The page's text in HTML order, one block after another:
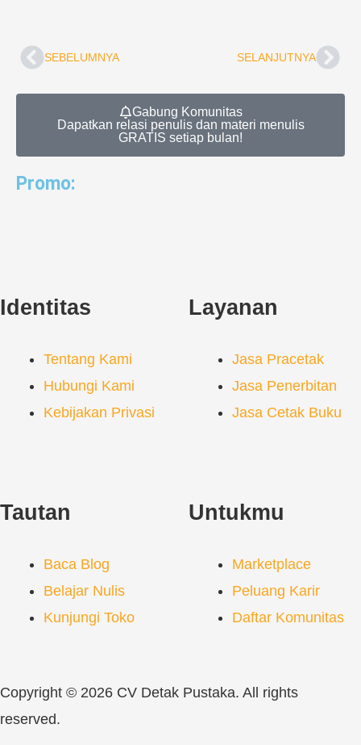
PrevSEBELUMNYA SELANJUTNYA
Gabung Komunitas
Dapatkan relasi penulis dan materi menulis
GRATIS setiap bulan!
Promo:
Identitas
Tentang Kami
Hubungi Kami
Kebijakan Privasi
Layanan
Jasa Pracetak
Jasa Penerbitan
Jasa Cetak Buku
Tautan
Baca Blog
Belajar Nulis
Kunjungi Toko
Untukmu
Marketplace
Peluang Karir
Daftar Komunitas
Copyright © 2026 CV Detak Pustaka. All rights
reserved.